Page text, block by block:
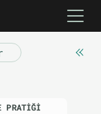
PRATIĞI